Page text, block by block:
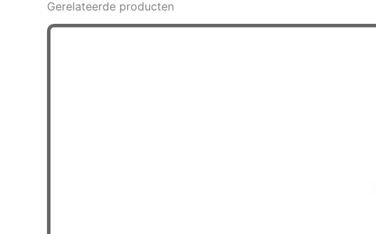
Gerelateerde producten